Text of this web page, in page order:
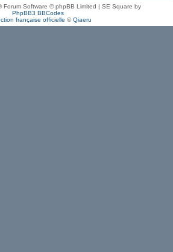
Forum Software © phpBB Limited | SE Square by
PhpBB3 BBCodes
française officielle ©Qiaeru